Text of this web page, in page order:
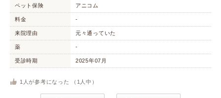
ペット保険 アニコム
料金 -
来院理由 元々通っていた
薬 -
受診時期 2025年07月
1 人が参考になった （ 1 人中）